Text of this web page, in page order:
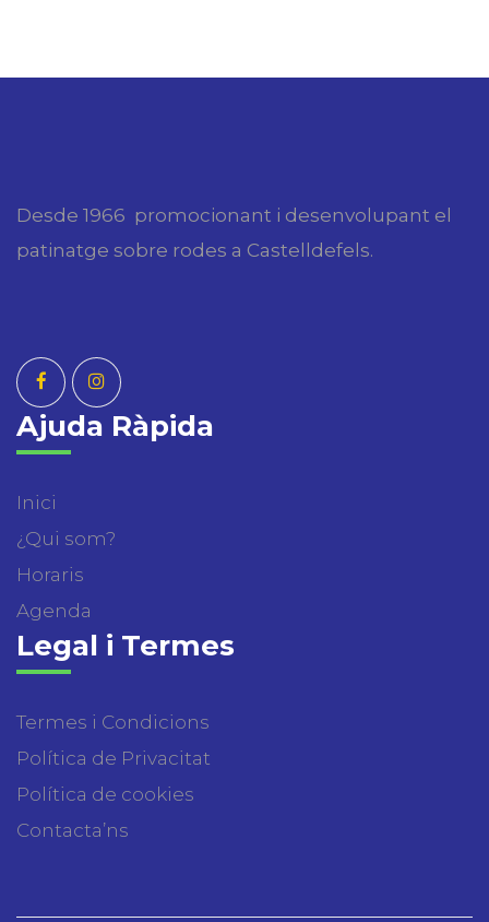
Desde 1966 promocionant i desenvolupant el
patinatge sobre rodes a Castelldefels.
Ajuda Ràpida
Inici
¿Qui som?
Horaris
Agenda
Legal i Termes
Termes i Condicions
Política de Privacitat
Política de cookies
Contacta’ns